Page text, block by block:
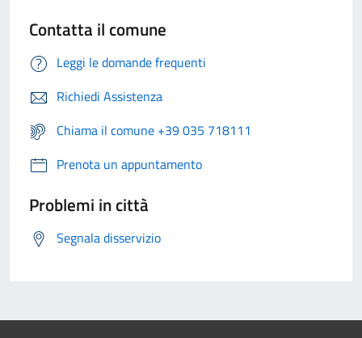
Contatta il comune
Leggi le domande frequenti
Richiedi Assistenza
Chiama il comune +39 035 718111
Prenota un appuntamento
Problemi in città
Segnala disservizio